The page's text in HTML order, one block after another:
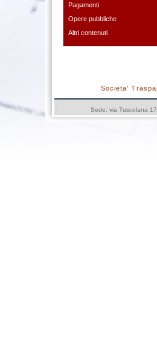
Pagamenti
Opere pubbliche
Altri contenuti
Societa'
Sede: via Tuscolana